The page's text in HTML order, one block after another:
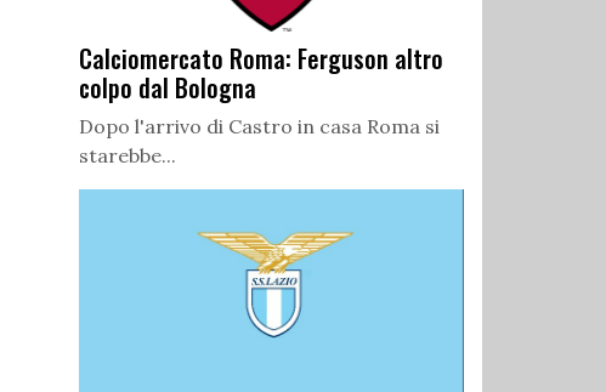
Calciomercato Roma: Ferguson altro
colpo dal Bologna
Dopo l'arrivo di Castro in casa Roma si
starebbe...